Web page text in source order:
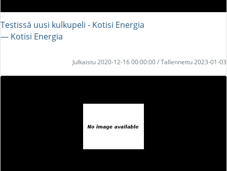
Testissä uusi kulkupeli - Kotisi Energia
― Kotisi Energia
Julkaistu 2020-12-16 00:00:00 / Tallennettu 2023-01-03